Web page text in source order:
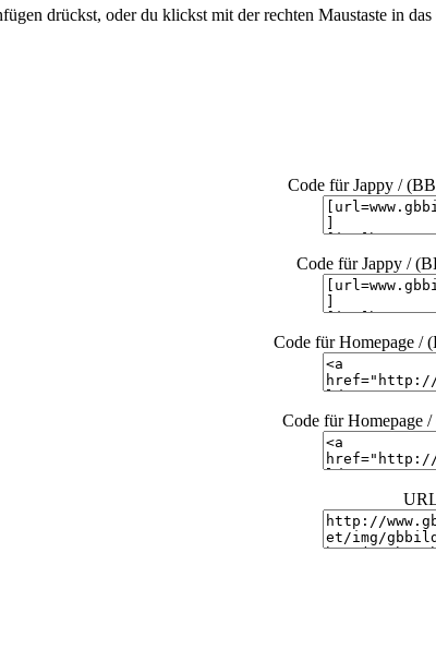
drückst, oder du klickst mit der rechten Maustaste in
Code für Jappy /
Code für Jappy /
Code für Homepage /
Code für Homepage